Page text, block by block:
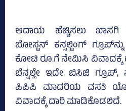
ಆದಾಯ ಹೆಚ್ಚಿಸಲು ಖಾಸಗಿ
ಬೋಸ್ಟನ್ ಕನ್ಸಲ್ಟಿಂಗ್
ಕೋಟಿ ರೂ.ಗೆ ನೇಮಿಸಿ ವಿವಾದಕ್ಕೆ
ಬೆನ್ನಲ್ಲೇ ಇದೇ ಬಿಸಿಜಿ ಗ್ರೂಪ್‌,
ಪಿಪಿಪಿ ಮಾದರಿಯ ವಸತಿ
ವಿವಾದಕ್ಕೆ ದಾರಿ ಮಾಡಿಕೊಡಲಿದೆ.